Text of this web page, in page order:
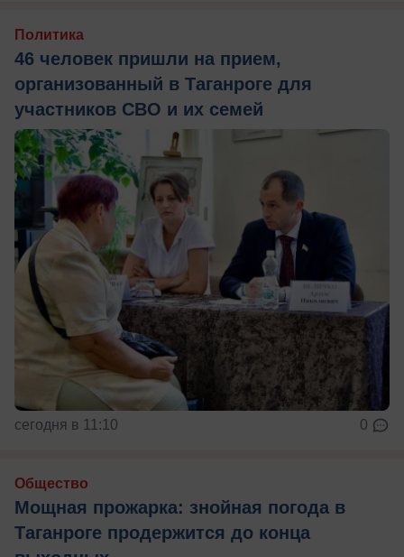
Политика
46 человек пришли на прием,
организованный в Таганроге для
участников СВО и их семей
сегодня в 11:10 0
Общество
Мощная прожарка: знойная погода в
Таганроге продержится до конца